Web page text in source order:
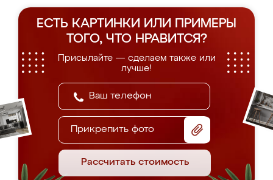
ЕСТЬ КАРТИНКИ ИЛИ ПРИМЕРЫ
ТОГО, ЧТО НРАВИТСЯ?
Присылайте — сделаем также или
лучше!
Прикрепить фото
Рассчитать стоимость